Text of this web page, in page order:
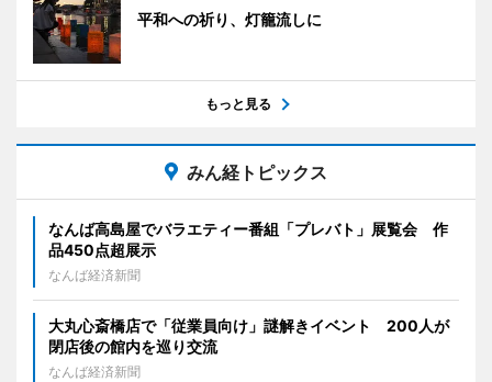
平和への祈り、灯籠流しに
もっと見る
みん経トピックス
なんば高島屋でバラエティー番組「プレバト」展覧会 作
品450点超展示
なんば経済新聞
大丸心斎橋店で「従業員向け」謎解きイベント 200人が
閉店後の館内を巡り交流
なんば経済新聞